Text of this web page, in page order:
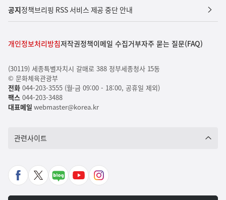
공지정책브리핑 RSS 서비스 제공 중단 안내
개인정보처리방침저작권정책이메일 수집거부자주 묻는 질문(FAQ)
(30119) 세종특별자치시 갈매로 388 정부세종청사 15동
© 문화체육관광부
전화044-203-3555 (월-금 09:00 - 18:00, 공휴일 제외)
팩스044-203-3488
대표메일 webmaster@korea.kr
관련사이트
페
X
네
유
인